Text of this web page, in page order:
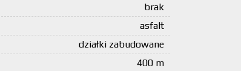
brak
asfalt
działki zabudowane
400 m